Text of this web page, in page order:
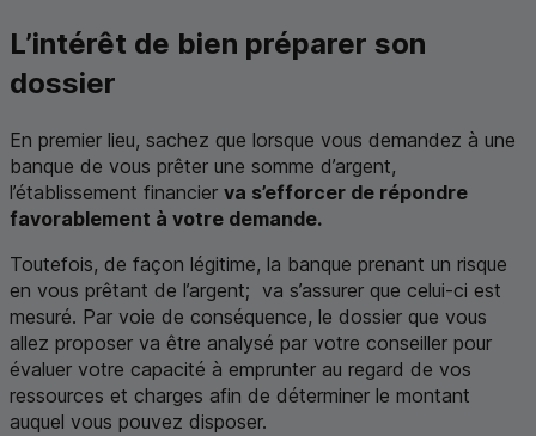
L’intérêt de bien préparer son
dossier
En premier lieu, sachez que lorsque vous demandez à une
banque de vous prêter une somme d’argent,
l’établissement financier va s’efforcer de répondre
favorablement à votre demande.
Toutefois, de façon légitime, la banque prenant un risque
en vous prêtant de l’argent; va s’assurer que celui-ci est
mesuré. Par voie de conséquence, le dossier que vous
allez proposer va être analysé par votre conseiller pour
évaluer votre capacité à emprunter au regard de vos
ressources et charges afin de déterminer le montant
auquel vous pouvez disposer.